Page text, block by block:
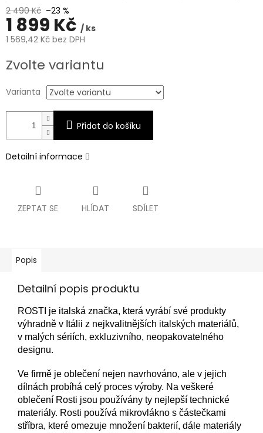
2 490 Kč –23 %
1 899 Kč / ks
1 569,42 Kč bez DPH
cena:
Zvolte variantu
Varianta
Přidat do košíku
Detailní informace
ZEPTAT SE HLÍDAT SDÍLET
Popis
Detailní popis produktu
ROSTI je italská značka, která vyrábí své produkty
výhradně v Itálii z nejkvalitnějších italských materiálů,
v malých sériích, exkluzivního, neopakovatelného
designu.
Ve firmě je oblečení nejen navrhováno, ale v jejich
dílnách probíhá celý proces výroby. Na veškeré
oblečení Rosti jsou používány ty nejlepší technické
materiály. Rosti používá mikrovlákno s částečkami
stříbra, které omezuje množení bakterií, dále materiály